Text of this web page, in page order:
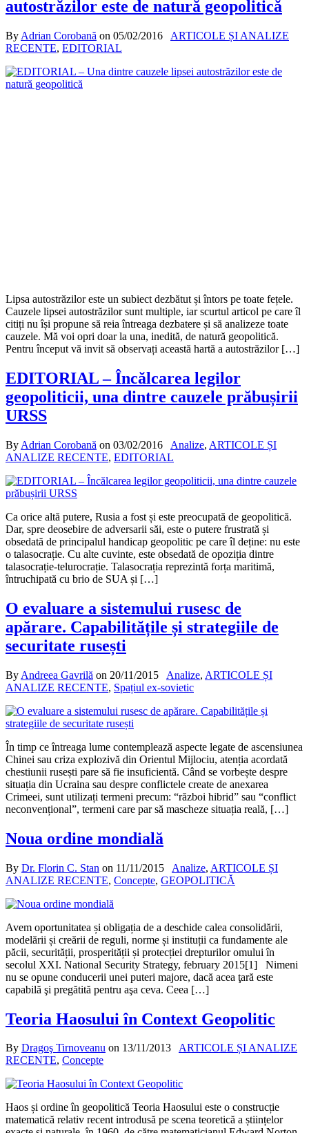
autostrăzilor este de natură geopolitică
By Adrian Corobană on 05/02/2016
ARTICOLE ȘI ANALIZE
RECENTE, EDITORIAL
Lipsa autostrăzilor este un subiect dezbătut și întors pe toate fețele.
Cauzele lipsei autostrăzilor sunt multiple, iar scurtul articol pe care îl
citiți nu își propune să reia întreaga dezbatere și să analizeze toate
cauzele. Mă voi opri doar la una, inedită, de natură geopolitică.
Pentru început vă invit să observați această hartă a autostrăzilor […]
EDITORIAL – Încălcarea legilor
geopoliticii, una dintre cauzele prăbușirii
URSS
By Adrian Corobană on 03/02/2016 Analize, ARTICOLE ȘI
ANALIZE RECENTE, EDITORIAL
Ca orice altă putere, Rusia a fost și este preocupată de geopolitică.
Dar, spre deosebire de adversarii săi, este o putere frustrată și
obsedată de principalul handicap geopolitic pe care îl deține: nu este
o talasocrație. Cu alte cuvinte, este obsedată de opoziția dintre
talasocrație-telurocrație. Talasocrația reprezintă forța maritimă,
întruchipată cu brio de SUA și […]
O evaluare a sistemului rusesc de
apărare. Capabilitățile și strategiile de
securitate rusești
By Andreea Gavrilă on 20/11/2015 Analize, ARTICOLE ȘI
ANALIZE RECENTE, Spațiul ex-sovietic
În timp ce întreaga lume contemplează aspecte legate de ascensiunea
Chinei sau criza explozivă din Orientul Mijlociu, atenția acordată
chestiunii rusești pare să fie insuficientă. Când se vorbește despre
situația din Ucraina sau despre conflictele create de anexarea
Crimeei, sunt utilizați termeni precum: “război hibrid” sau “conflict
neconvențional”, termeni care par să mascheze situația reală, […]
Noua ordine mondială
By Dr. Florin C. Stan on 11/11/2015 Analize, ARTICOLE ȘI
ANALIZE RECENTE, Concepte, GEOPOLITICĂ
Avem oportunitatea și obligația de a deschide calea consolidării,
modelării și creării de reguli, norme și instituții ca fundamente ale
păcii, securității, prosperității și protecției drepturilor omului în
secolul XXI. National Security Strategy, february 2015[1] Nimeni
nu se opune conducerii unei puteri majore, dacă acea ţară este
capabilă şi pregătită pentru aşa ceva. Ceea […]
Teoria Haosului în Context Geopolitic
By Dragoş Tirnoveanu on 13/11/2013
ARTICOLE ȘI ANALIZE
RECENTE, Concepte
Haos și ordine în geopolitică Teoria Haosului este o construcție
matematică relativ recent introdusă pe scena teoretică a științelor